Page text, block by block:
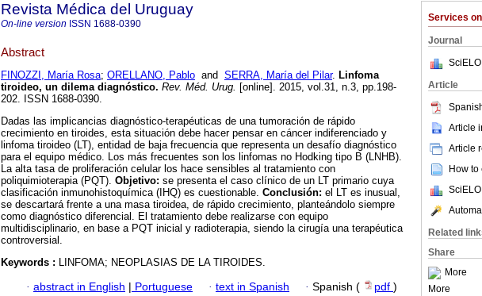
Services
Journal
Article
Article
Article
How to
Related
Share
More
More
Revista Médica del Uruguay
On-line version ISSN 1688-0390
Abstract
FINOZZI, María Rosa; ORELLANO, Pablo and SERRA, María del Pilar. Linfoma
tiroideo, un dilema diagnóstico. Rev. Méd. Urug. [online]. 2015, vol.31, n.3, pp.198-
202. ISSN 1688-0390.
Dadas las implicancias diagnóstico-terapéuticas de una tumoración de rápido
crecimiento en tiroides, esta situación debe hacer pensar en cáncer indiferenciado y
linfoma tiroideo (LT), entidad de baja frecuencia que representa un desafío diagnóstico
para el equipo médico. Los más frecuentes son los linfomas no Hodking tipo B (LNHB).
La alta tasa de proliferación celular los hace sensibles al tratamiento con
poliquimioterapia (PQT). Objetivo: se presenta el caso clínico de un LT primario cuya
clasificación inmunohistoquímica (IHQ) es cuestionable. Conclusión: el LT es inusual,
se descartará frente a una masa tiroidea, de rápido crecimiento, planteándolo siempre
como diagnóstico diferencial. El tratamiento debe realizarse con equipo
multidisciplinario, en base a PQT inicial y radioterapia, siendo la cirugía una terapéutica
controversial.
Keywords : LINFOMA; NEOPLASIAS DE LA TIROIDES.
· abstract in English | Portuguese · text in Spanish · Spanish ( pdf )